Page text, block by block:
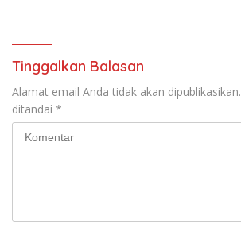
Tinggalkan Balasan
Alamat email Anda tidak akan dipublikasikan.
ditandai *